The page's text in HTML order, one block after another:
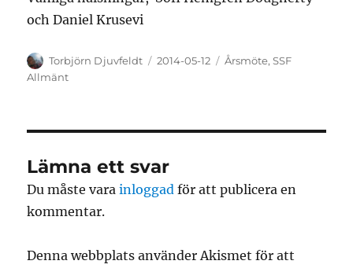
och Daniel Krusevi
Författare
Torbjörn Djuvfeldt
Publicerat
2014-05-12 Kategorier
Årsmöte,SSF
Allmänt
Lämna ett svar
Du måste varainloggad för att publicera en
kommentar.
Denna webbplats använder Akismet för att